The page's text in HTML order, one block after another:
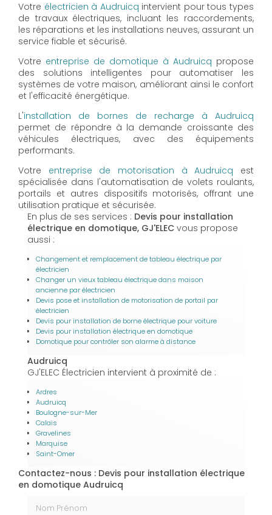
Votre électricien à Audruicq intervient pour tous types
de travaux électriques, incluant les raccordements,
les réparations et les installations neuves, assurant un
service fiable et sécurisé.
Votre entreprise de domotique à Audruicq propose
des solutions intelligentes pour automatiser les
systèmes de votre maison, améliorant ainsi le confort
et l'efficacité énergétique.
L'installation de bornes de recharge à Audruicq
permet de répondre à la demande croissante des
véhicules électriques, avec des équipements
performants.
Votre entreprise de motorisation à Audruicq est
spécialisée dans l'automatisation de volets roulants,
portails et autres dispositifs motorisés, offrant une
utilisation pratique et sécurisée.
En plus de ses services : Devis pour installation
électrique en domotique, GJ'ELEC vous propose
aussi :
Changement et remplacement de tableau électrique par
électricien
Changer un vieux tableau électrique dans maison
ancienne par électricien
Devis pose et installation de motorisation de portail par
électricien
Devis pour installation de borne électrique pour voiture
Devis pour installation électrique en domotique
Domotique pour contrôler son alarme à distance
Audruicq
GJ'ELEC Électricien intervient à proximité de :
Ardres
Audruicq
Boulogne-sur-Mer
Calais
Gravelines
Marquise
Saint-Omer
Contactez-nous : Devis pour installation électrique
en domotique Audruicq